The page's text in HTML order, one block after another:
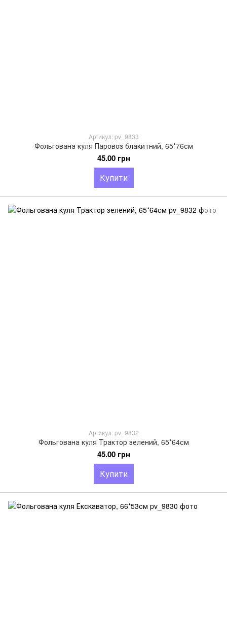
Артикул: pv_9833
Фольгована куля Паровоз блакитний, 65*76см
45.00 грн
Купити
Артикул: pv_9832
Фольгована куля Трактор зелений, 65*64см
45.00 грн
Купити